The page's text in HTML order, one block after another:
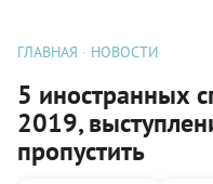
ГЛАВНАЯ НОВОСТИ
5 иностранных
2019,
пропустить